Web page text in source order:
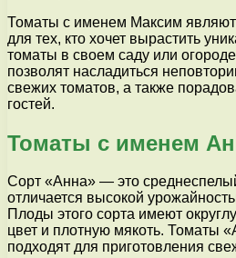
Томаты с именем Максим
для тех, кто хочет вырастить
томаты в своем саду или
позволят насладиться
свежих томатов, а также
гостей.
Томаты с именем
Сорт «Анна» — это
отличается высокой
Плоды этого сорта имеют
цвет и плотную мякоть. Томаты
подходят для приготовления